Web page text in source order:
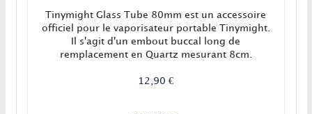
Tinymight Glass Tube 80mm est un accessoire
officiel pour le vaporisateur portable Tinymight.
Il s'agit d'un embout buccal long de
remplacement en Quartz mesurant 8cm.
12,90 €